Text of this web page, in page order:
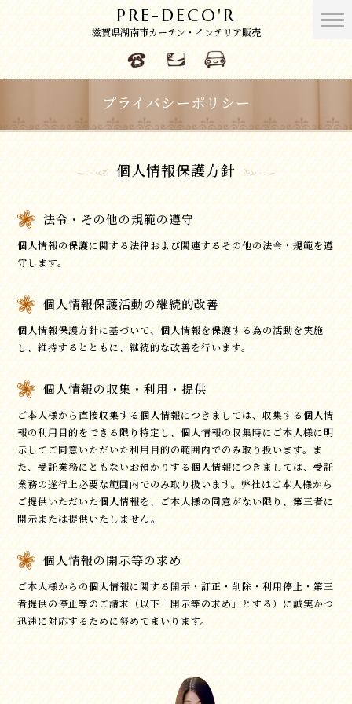
PRE-DECO'R
滋賀県湖南市カーテン・インテリア販売
プライバシーポリシー
個人情報保護方針
法令・その他の規範の遵守
個人情報の保護に関する法律および関連するその他の法令・規範を遵
守します。
個人情報保護活動の継続的改善
個人情報保護方針に基づいて、個人情報を保護する為の活動を実施
し、維持するとともに、継続的な改善を行います。
個人情報の収集・利用・提供
ご本人様から直接収集する個人情報につきましては、収集する個人情
報の利用目的をできる限り特定し、個人情報の収集時にご本人様に明
示してご同意いただいた利用目的の範囲内でのみ取り扱います。ま
た、受託業務にともないお預かりする個人情報につきましては、受託
業務の遂行上必要な範囲内でのみ取り扱います。弊社はご本人様から
ご提供いただいた個人情報を、ご本人様の同意がない限り、第三者に
開示または提供いたしません。
個人情報の開示等の求め
ご本人様からの個人情報に関する開示・訂正・削除・利用停止・第三
者提供の停止等のご請求（以下「開示等の求め」とする）に誠実かつ
迅速に対応するために努めてまいります。